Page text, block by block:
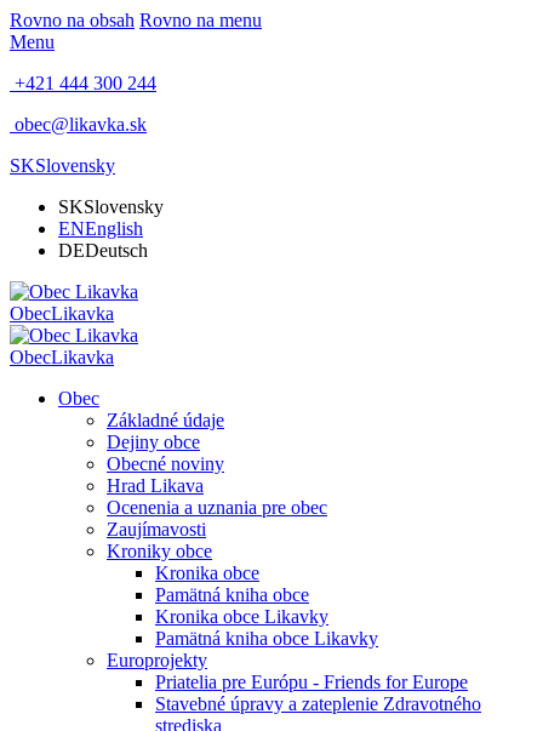
Rovno na obsah Rovno na menu
Menu
+421 444 300 244
obec@likavka.sk
SKSlovensky
SKSlovensky
ENEnglish
DEDeutsch
ObecLikavka
ObecLikavka
Obec
Základné údaje
Dejiny obce
Obecné noviny
Hrad Likava
Ocenenia a uznania pre obec
Zaujímavosti
Kroniky obce
Kronika obce
Pamätná kniha obce
Kronika obce Likavky
Pamätná kniha obce Likavky
Europrojekty
Priatelia pre Európu - Friends for Europe
Stavebné úpravy a zateplenie Zdravotného
strediska